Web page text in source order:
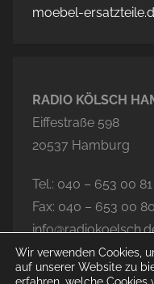
moebel-
RADIO KÖLSCH
Eiffestraße 598
20537 Hamburg
Tel.: 040 – 653 00 81
Fax: 040 – 653 00 80
Wir verwenden Cookies,
auf unserer Website zu